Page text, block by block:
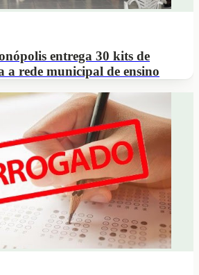
entrega 30 kits de
a rede municipal de ensino